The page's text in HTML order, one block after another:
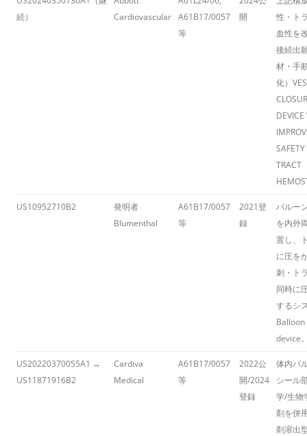
続）
Cardiovascular A61B17/0057
等
開
性・ト
血性を
後続出
材・手
化）
TRACT
US10952710B2
発明者
Blumenthal
A61B17/0057
等
2021登
録
バルー
を内外
置し、
に圧を
刺・ト
同時に
するシ
device
US20220370055A1 →
US11871916B2
Cardiva
Medical
A61B17/0057
等
2022公
開/2024
登録
体内バ
シール
学/生物
剤を併
剤溶出